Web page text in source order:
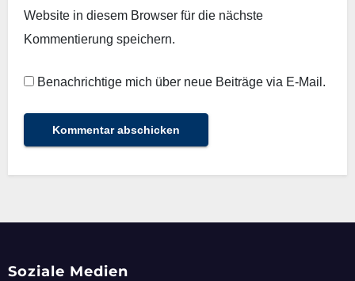
Website in diesem Browser für die nächste
Kommentierung speichern.
Benachrichtige mich über neue Beiträge via E-Mail.
Soziale Medien